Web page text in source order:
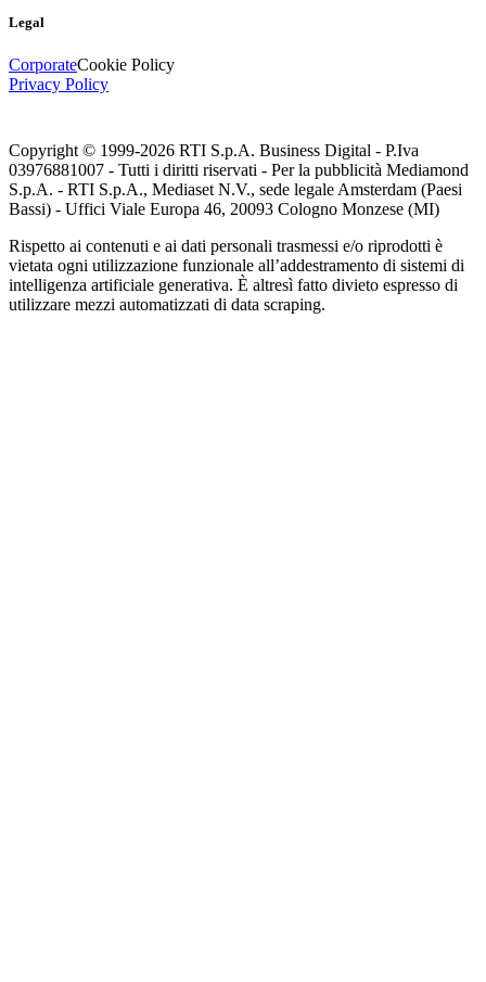
Legal
CorporateCookie Policy
Privacy Policy
Copyright © 1999-2026 RTI S.p.A. Business Digital - P.Iva
03976881007 - Tutti i diritti riservati - Per la pubblicità Mediamond
S.p.A. - RTI S.p.A., Mediaset N.V., sede legale Amsterdam (Paesi
Bassi) - Uffici Viale Europa 46, 20093 Cologno Monzese (MI)
Rispetto ai contenuti e ai dati personali trasmessi e/o riprodotti è
vietata ogni utilizzazione funzionale all’addestramento di sistemi di
intelligenza artificiale generativa. È altresì fatto divieto espresso di
utilizzare mezzi automatizzati di data scraping.